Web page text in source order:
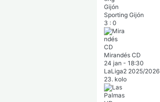
Sporting Gijón
3 : 0
Mirandés CD
24 jan - 18:30
LaLiga2 2025/2026
23. kolo